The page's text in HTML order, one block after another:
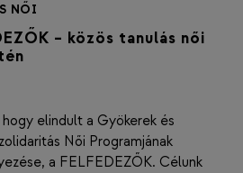
NŐI
– közös tanulás női
elindult a Gyökerek és
Női Programjának
a FELFEDEZŐK. Célunk